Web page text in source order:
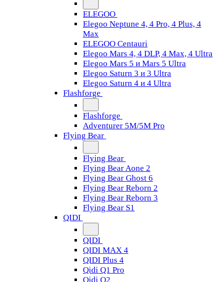
ELEGOO
Elegoo Neptune 4, 4 Pro, 4 Plus, 4
Max
ELEGOO Centauri
Elegoo Mars 4, 4 DLP, 4 Max, 4 Ultra
Elegoo Mars 5 и Mars 5 Ultra
Elegoo Saturn 3 и 3 Ultra
Elegoo Saturn 4 и 4 Ultra
Flashforge
Flashforge
Adventurer 5M/5M Pro
Flying Bear
Flying Bear
Flying Bear Aone 2
Flying Bear Ghost 6
Flying Bear Reborn 2
Flying Bear Reborn 3
Flying Bear S1
QIDI
QIDI
QIDI MAX 4
QIDI Plus 4
Qidi Q1 Pro
Qidi Q2